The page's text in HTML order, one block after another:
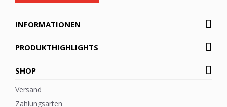
INFORMATIONEN
PRODUKTHIGHLIGHTS
SHOP
Versand
Zahlungsarten